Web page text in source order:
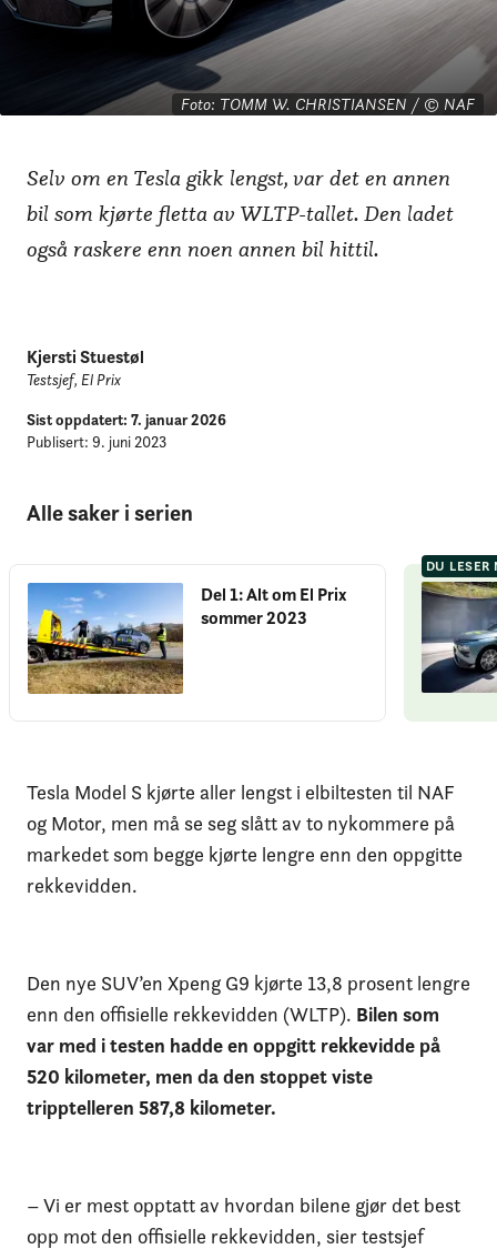
Nykommer overbeviste på
rekkevidde og lading
Selv om en Tesla gikk lengst, var det en annen
bil som kjørte fletta av WLTP-tallet. Den ladet
også raskere enn noen annen bil hittil.
Foto: TOMM W. CHRISTIANSEN / © NAF
Kjersti Stuestøl
Testsjef, El Prix
Sist oppdatert: 7. januar 2026
Publisert: 9. juni 2023
Alle saker i serien
Del 1: Alt om El Prix
sommer 2023
DU LESER
Tesla Model S kjørte aller lengst i elbiltesten til NAF
og Motor, men må se seg slått av to nykommere på
markedet som begge kjørte lengre enn den oppgitte
rekkevidden.
Den nye SUV’en Xpeng G9 kjørte 13,8 prosent lengre
enn den offisielle rekkevidden (WLTP). Bilen som
var med i testen hadde en oppgitt rekkevidde på
520 kilometer, men da den stoppet viste
tripptelleren 587,8 kilometer.
– Vi er mest opptatt av hvordan bilene gjør det best
opp mot den offisielle rekkevidden, sier testsjef